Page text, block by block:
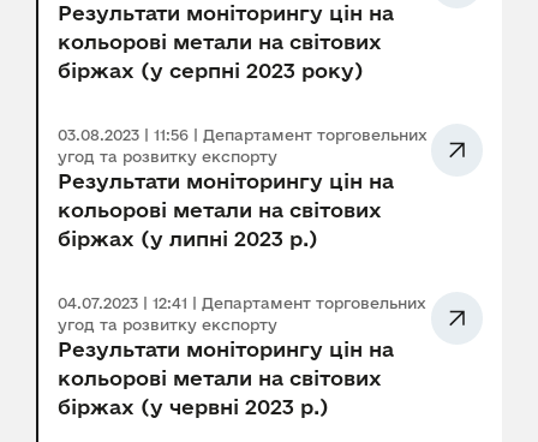
Результати моніторингу цін на
кольорові метали на світових
біржах (у серпні 2023 року)
03.08.2023 | 11:56 | Департамент торговельних
угод та розвитку експорту
Результати моніторингу цін на
кольорові метали на світових
біржах (у липні 2023 р.)
04.07.2023 | 12:41 | Департамент торговельних
угод та розвитку експорту
Результати моніторингу цін на
кольорові метали на світових
біржах (у червні 2023 р.)